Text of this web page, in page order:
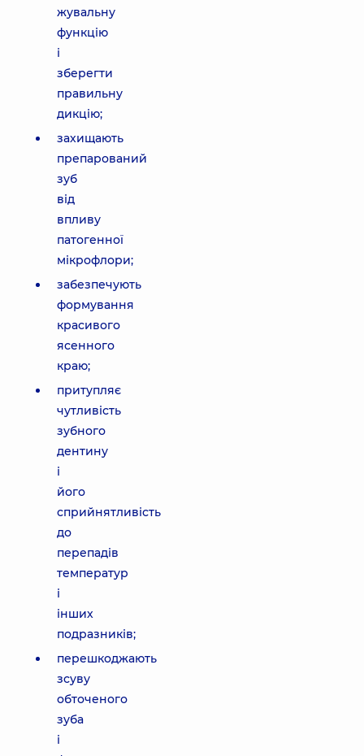
жувальну
функцію
і
зберегти
правильну
дикцію;
захищають
препарований
зуб
від
впливу
патогенної
мікрофлори;
забезпечують
формування
красивого
ясенного
краю;
притупляє
чутливість
зубного
дентину
і
його
сприйнятливість
до
перепадів
температур
і
інших
подразників;
перешкоджають
зсуву
обточеного
зуба
і